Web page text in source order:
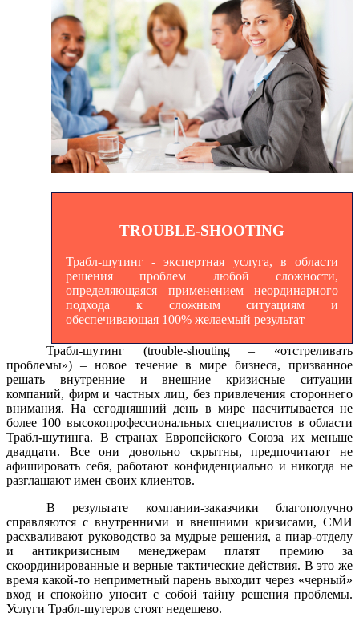
TROUBLE-SHOOTING
Трабл-шутинг - экспертная услуга, в области
решения проблем любой сложности,
определяющаяся применением неординарного
подхода к сложным ситуациям и
обеспечивающая 100% желаемый результат
Трабл-шутинг (trouble-shouting – «отстреливать
проблемы») – новое течение в мире бизнеса, призванное
решать внутренние и внешние кризисные ситуации
компаний, фирм и частных лиц, без привлечения стороннего
внимания. На сегодняшний день в мире насчитывается не
более 100 высокопрофессиональных специалистов в области
Трабл-шутинга. В странах Европейского Союза их меньше
двадцати. Все они довольно скрытны, предпочитают не
афишировать себя, работают конфиденциально и никогда не
разглашают имен своих клиентов.
В результате компании-заказчики благополучно
справляются с внутренними и внешними кризисами, СМИ
расхваливают руководство за мудрые решения, а пиар-отделу
и антикризисным менеджерам платят премию за
скоординированные и верные тактические действия. В это же
время какой-то неприметный парень выходит через «черный»
вход и спокойно уносит с собой тайну решения проблемы.
Услуги Трабл-шутеров стоят недешево.